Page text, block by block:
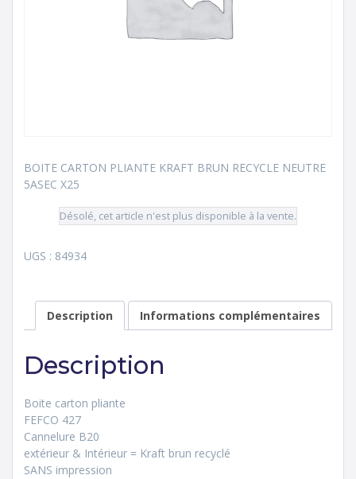
BOITE CARTON PLIANTE KRAFT BRUN RECYCLE NEUTRE
5ASEC X25
Désolé, cet article n'est plus disponible à la vente.
UGS : 84934
Description Informations complémentaires
Description
Boite carton pliante
FEFCO 427
Cannelure B20
extérieur & Intérieur = Kraft brun recyclé
SANS impression